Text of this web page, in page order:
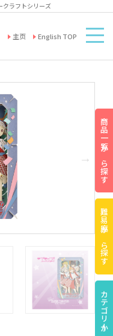
クラフトシリーズ
主页 English TOP
商品一覧から探す
難易度から探す